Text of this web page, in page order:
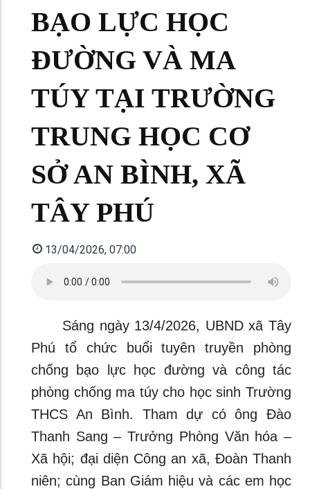
BẠO LỰC HỌC
ĐƯỜNG VÀ MA
TÚY TẠI TRƯỜNG
TRUNG HỌC CƠ
SỞ AN BÌNH, XÃ
TÂY PHÚ
13/04/2026, 07:00
Sáng ngày 13/4/2026, UBND xã Tây
Phú tổ chức buổi tuyên truyền phòng
chống bạo lực học đường và công tác
phòng chống ma túy cho học sinh Trường
THCS An Bình. Tham dự có ông Đào
Thanh Sang – Trưởng Phòng Văn hóa –
Xã hội; đại diện Công an xã, Đoàn Thanh
niên; cùng Ban Giám hiệu và các em học